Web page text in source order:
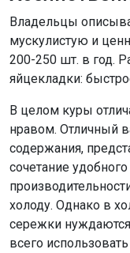
Владельцы
мускулистую и
200-250 шт. в год.
яйцекладки:
В целом куры
нравом. Отличный
содержания,
сочетание
холоду. Однако в
сережки
всего